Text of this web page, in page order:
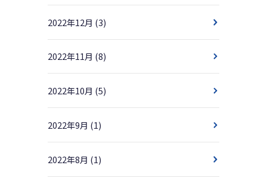
2022年12月 (3)
2022年11月 (8)
2022年10月 (5)
2022年9月 (1)
2022年8月 (1)